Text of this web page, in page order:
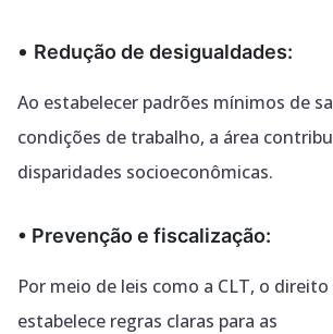
• Redução de desigualdades:
Ao estabelecer padrões mínimos de
condições de trabalho, a área
disparidades socioeconômicas.
• Prevenção e fiscalização:
Por meio de leis como a CLT, o
estabelece regras claras para as